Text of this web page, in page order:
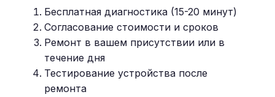
Бесплатная диагностика (15-20 минут)
Согласование стоимости и сроков
Ремонт в вашем присутствии или в
течение дня
Тестирование устройства после
ремонта